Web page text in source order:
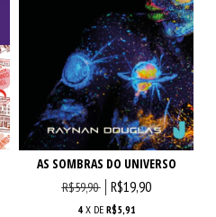
AS SOMBRAS DO UNIVERSO
R$59,90 R$19,90
4 X DE R$5,91